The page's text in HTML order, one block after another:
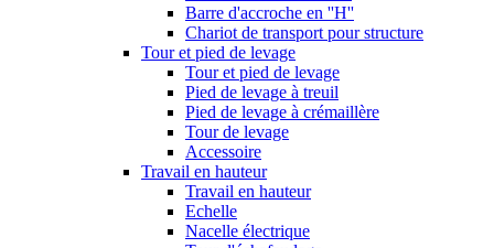
Barre d'accroche en ''H''
Chariot de transport pour structure
Tour et pied de levage
Tour et pied de levage
Pied de levage à treuil
Pied de levage à crémaillère
Tour de levage
Accessoire
Travail en hauteur
Travail en hauteur
Echelle
Nacelle électrique